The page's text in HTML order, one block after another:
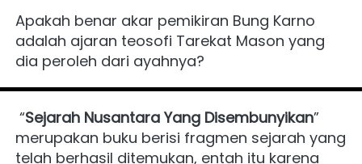
Apakah benar akar pemikiran Bung Karno
adalah ajaran teosofi Tarekat Mason yang
dia peroleh dari ayahnya?
“Sejarah Nusantara Yang Disembunyikan”
merupakan buku berisi fragmen sejarah yang
telah berhasil ditemukan, entah itu karena